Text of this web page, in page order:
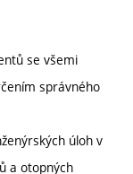
se všemi
správného
úloh v
a otopných